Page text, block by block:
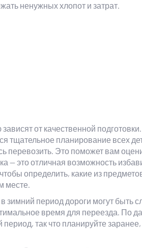
ненужных хлопот и затрат.
от качественной подготовки.
тщательное планирование всех
перевозить. Это поможет вам
— это отличная возможность
определить, какие из
месте.
зимний период дороги могут быть
время для переезда. По
так что планируйте